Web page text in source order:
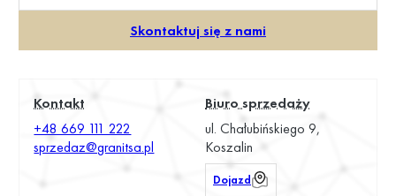
Skontaktuj się z nami
Kontakt
+48 669 111 222
sprzedaz@granitsa.pl
Biuro sprzedaży
ul. Chałubińskiego 9,
Koszalin
Dojazd